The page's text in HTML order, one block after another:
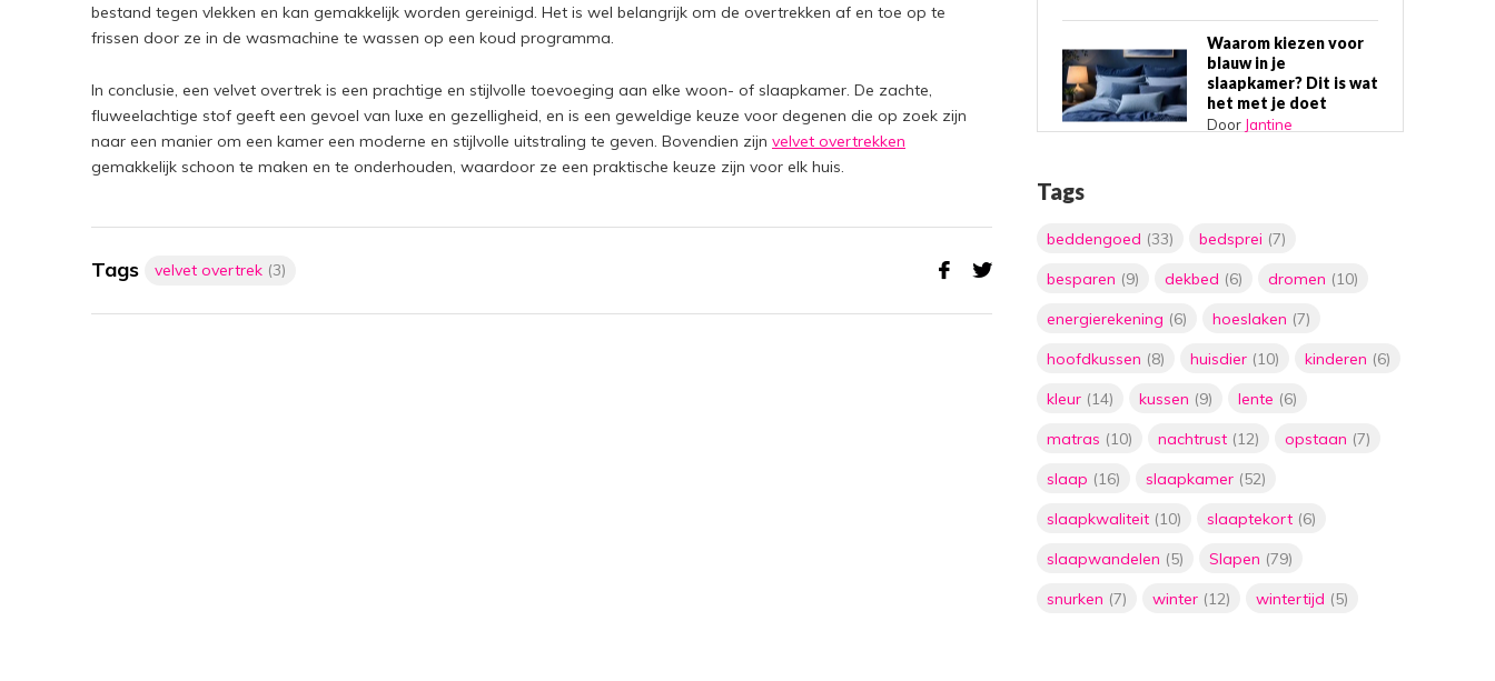
bestand tegen vlekken en kan gemakkelijk worden gereinigd. Het is wel belangrijk om de overtrekken af en toe op te
frissen door ze in de wasmachine te wassen op een koud programma.
In conclusie, een velvet overtrek is een prachtige en stijlvolle toevoeging aan elke woon- of slaapkamer. De zachte,
fluweelachtige stof geeft een gevoel van luxe en gezelligheid, en is een geweldige keuze voor degenen die op zoek zijn
naar een manier om een kamer een moderne en stijlvolle uitstraling te geven. Bovendien zijn velvet overtrekken
gemakkelijk schoon te maken en te onderhouden, waardoor ze een praktische keuze zijn voor elk huis.
Tags velvet overtrek (3)
Waarom kiezen voor
blauw in je
slaapkamer? Dit is wat
het met je doet
Door Jantine
DoorFloor
voor stress en
verzwaringsdekens
besparen door het
thermostaat met
DoorFloor
De ultieme gids voor
het kiezen van de
perfecte matras:
Tags
beddengoed (33) bedsprei (7)
besparen (9) dekbed (6) dromen (10)
energierekening (6) hoeslaken (7)
hoofdkussen (8) huisdier (10) kinderen (6)
kleur (14) kussen (9) lente (6)
matras (10) nachtrust (12) opstaan (7)
slaap (16) slaapkamer (52)
slaapkwaliteit (10) slaaptekort (6)
slaapwandelen (5) Slapen (79)
snurken (7) winter (12) wintertijd (5)